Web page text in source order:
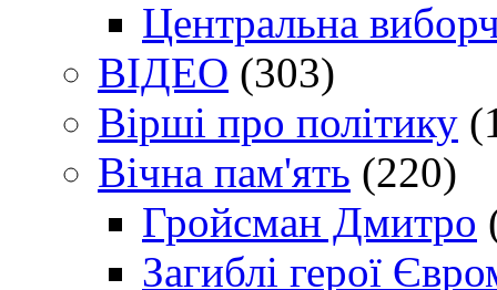
Центральна
ВІДЕО (303)
Вірші про політику
Вічна пам'ять (220)
Гройсман Дмитро
Загиблі герої